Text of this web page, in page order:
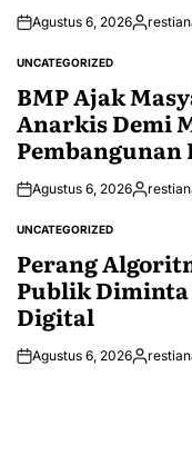
Agustus 6, 2026Posted
POSTED
UNCATEGORIZED
BMP Ajak
Anarkis Demi
Pembangunan
Agustus 6, 2026Posted
POSTED
UNCATEGORIZED
Perang
Publik
Digital
Agustus 6, 2026Posted